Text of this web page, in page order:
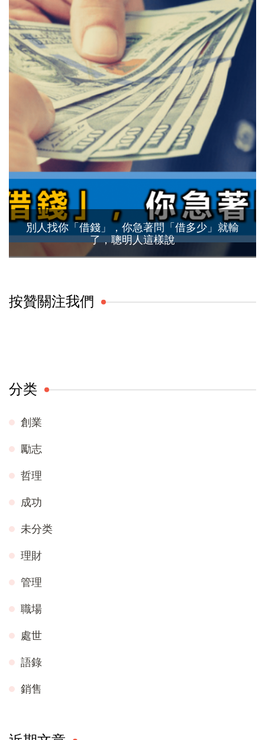
別人找你「借錢」，你急著問「借多少」就輸
了，聰明人這樣說
按贊關注我們
分类
創業
勵志
哲理
成功
未分类
理財
管理
職場
處世
語錄
銷售